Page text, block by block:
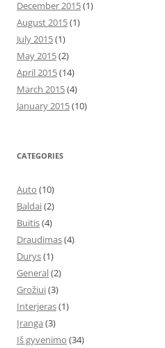
December 2015(1)
August 2015(1)
July 2015(1)
May 2015(2)
April 2015(14)
March 2015(4)
January 2015(10)
CATEGORIES
Auto (10)
Baldai(2)
Buitis(4)
Draudimas(4)
Durys(1)
General(2)
Grožiui(3)
Interjeras(1)
Įranga (3)
Iš gyvenimo (34)